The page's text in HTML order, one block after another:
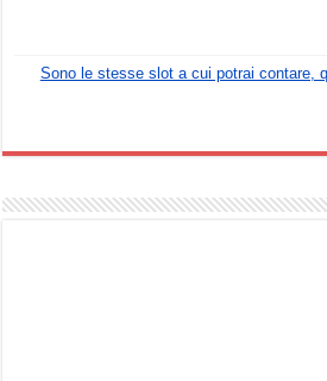
Sono le stesse slot a cui potrai contare,